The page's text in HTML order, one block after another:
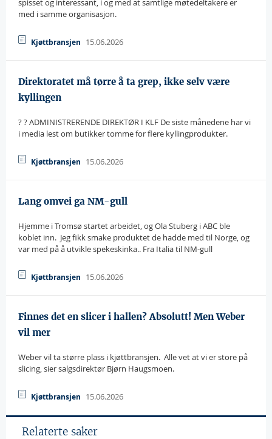
spisset og interessant, i og med at samtlige møtedeltakere er
med i samme organisasjon.
Kjøttbransjen 15.06.2026
Direktoratet må tørre å ta grep, ikke selv være
kyllingen
? ? ADMINISTRERENDE DIREKTØR I KLF De siste månedene har vi
i media lest om butikker tomme for flere kyllingprodukter.
Kjøttbransjen 15.06.2026
Lang omvei ga NM-gull
Hjemme i Tromsø startet arbeidet, og Ola Stuberg i ABC ble
koblet inn.  Jeg fikk smake produktet de hadde med til Norge, og
var med på å utvikle spekeskinka.. Fra Italia til NM-gull
Kjøttbransjen 15.06.2026
Finnes det en slicer i hallen? Absolutt! Men Weber
vil mer
Weber vil ta større plass i kjøttbransjen.  Alle vet at vi er store på
slicing, sier salgsdirektør Bjørn Haugsmoen.
Kjøttbransjen 15.06.2026
Relaterte saker